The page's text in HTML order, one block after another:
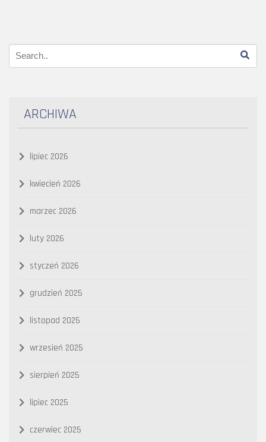
ARCHIWA
lipiec 2026
kwiecień 2026
marzec 2026
luty 2026
styczeń 2026
grudzień 2025
listopad 2025
wrzesień 2025
sierpień 2025
lipiec 2025
czerwiec 2025